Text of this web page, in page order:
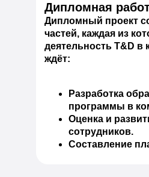
Дипломная
Дипломный проект
частей, каждая из
деятельность T&D в
ждёт:
Разработка
программы в
Оценка и
сотрудников.
Составление